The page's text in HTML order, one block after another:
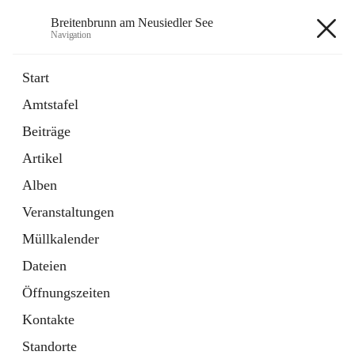
Breitenbrunn am Neusiedler See
Navigation
Start
Amtstafel
Beiträge
Artikel
Alben
Veranstaltungen
Müllkalender
Dateien
Öffnungszeiten
Kontakte
Standorte
18 Schnellzugriffe
Gemeindeservice